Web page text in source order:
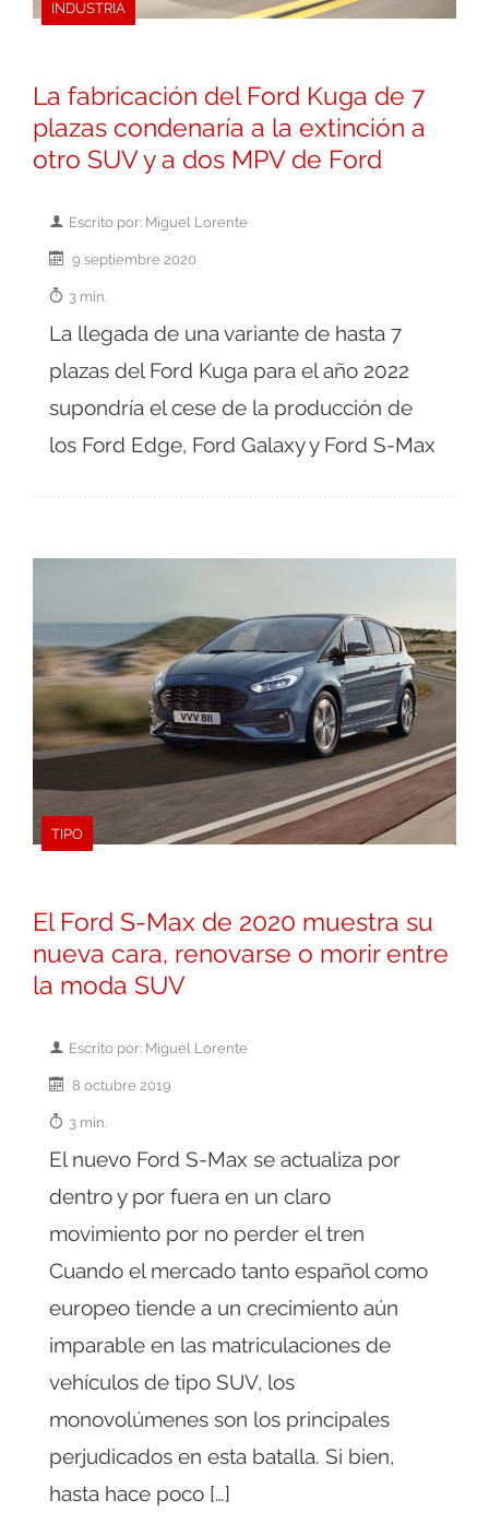
INDUSTRIA
La fabricación del Ford Kuga de 7
plazas condenaría a la extinción a
otro SUV y a dos MPV de Ford
Escrito por: Miguel Lorente
9 septiembre 2020
3 min.
La llegada de una variante de hasta 7
plazas del Ford Kuga para el año 2022
supondría el cese de la producción de
los Ford Edge, Ford Galaxy y Ford S-Max
TIPO
El Ford S-Max de 2020 muestra su
nueva cara, renovarse o morir entre
la moda SUV
Escrito por: Miguel Lorente
8 octubre 2019
3 min.
El nuevo Ford S-Max se actualiza por
dentro y por fuera en un claro
movimiento por no perder el tren
Cuando el mercado tanto español como
europeo tiende a un crecimiento aún
imparable en las matriculaciones de
vehículos de tipo SUV, los
monovolúmenes son los principales
perjudicados en esta batalla. Si bien,
hasta hace poco […]